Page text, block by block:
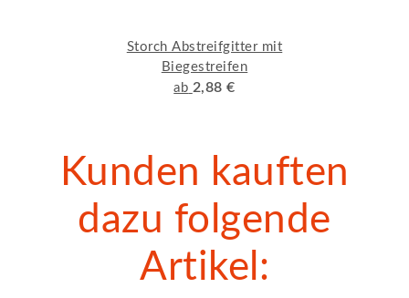
Storch Abstreifgitter mit
Biegestreifen
ab 2,88 €
Kunden kauften
dazu folgende
Artikel: